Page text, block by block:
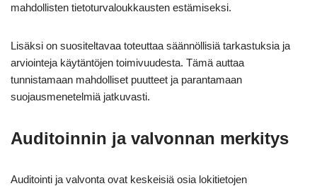
mahdollisten tietoturvaloukkausten estämiseksi.
Lisäksi on suositeltavaa toteuttaa säännöllisiä tarkastuksia ja
arviointeja käytäntöjen toimivuudesta. Tämä auttaa
tunnistamaan mahdolliset puutteet ja parantamaan
suojausmenetelmiä jatkuvasti.
Auditoinnin ja valvonnan merkitys
Auditointi ja valvonta ovat keskeisiä osia lokitietojen